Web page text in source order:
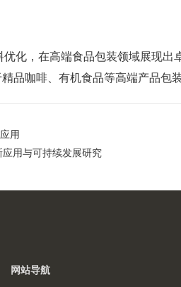
化，在高端食品包装领域展现
品咖啡、有机食品等高端产品包装
用
用与可持续发展研究
网站导航